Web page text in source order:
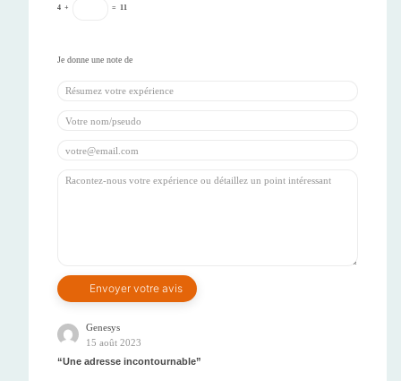
4 + = 11
Genesys
15 août 2023
Une adresse incontournable